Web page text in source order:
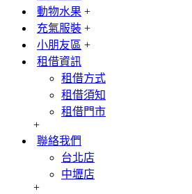
動物水果 +
充氣服裝 +
小朋友區 +
租借資訊
租借方式
租借須知
租借門市
+
聯絡我們
台北店
中壢店
+